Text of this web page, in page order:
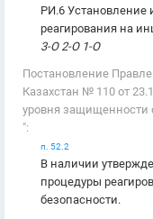
РИ.6
реагирования на
3-О 2-О 1-О
Постановление
Казахстан № 110 от
уровня защищенности
":
п. 52.2
В наличии
процедуры
безопасности.